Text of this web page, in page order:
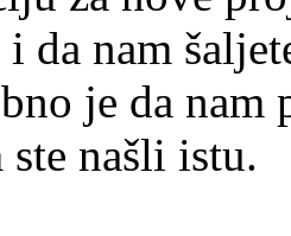
da nam
je da
ste našli istu.